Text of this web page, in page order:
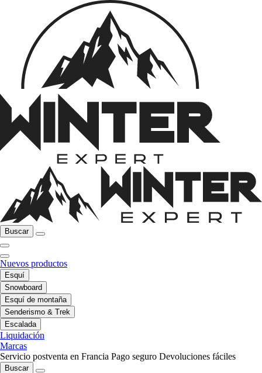
Buscar
Nuevos productos
Esquí
Snowboard
Esquí de montaña
Senderismo & Trek
Escalada
Liquidación
Marcas
Servicio postventa en Francia Pago seguro Devoluciones fáciles
Buscar